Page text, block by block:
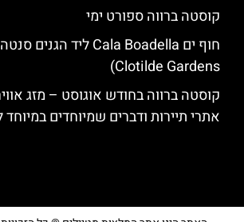
קוסטה ברווה ספורט ימי
Clotilde Gardens)
קוסטה ברווה בחודש אוגוסט – מזג
אתרי תיירות ודברים שמיוחדים